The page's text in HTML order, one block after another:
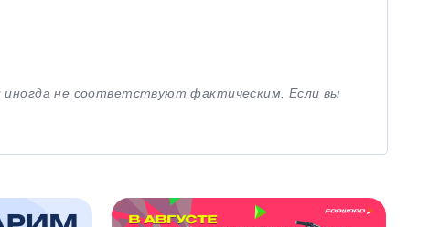
иногда не соответствуют фактическим. Если вы